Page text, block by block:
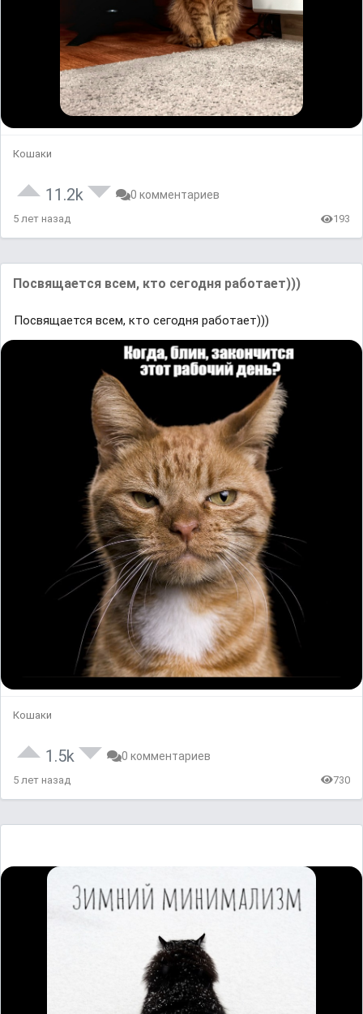
Кошаки
11.2k 0 комментариев
5 лет назад 193
Посвящается всем, кто сегодня работает)))
Посвящается всем, кто сегодня работает)))
Кошаки
1.5k 0 комментариев
5 лет назад 730